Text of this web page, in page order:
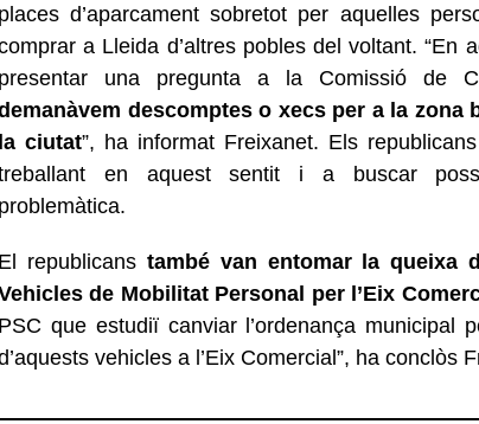
places d’aparcament sobretot per aquelles
a Lleida d’altres pobles del voltant. “En
presentar una pregunta a la Comissió de
descomptes o xecs per a la zona
la ciutat”, ha informat Freixanet. Els
en aquest sentit i a buscar
problemàtica.
El republicanstambé van entomar la queixa
de Mobilitat Personal per l’Eix
PSC que estudiï canviar l’ordenança municipal
vehicles a l’Eix Comercial”, ha conclòs